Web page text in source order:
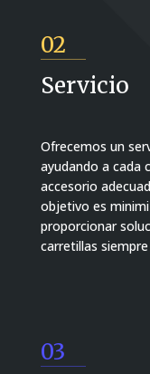
02
Servicio
Ofrecemos un
ayudando a cada
accesorio
objetivo es
proporcionar
carretillas
03